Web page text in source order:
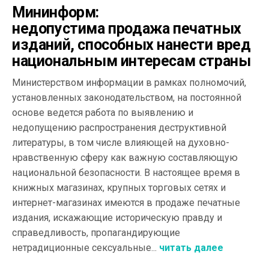
Мининформ:
недопустима продажа печатных
изданий, способных нанести вред
национальным интересам страны
Министерством информации в рамках полномочий,
установленных законодательством, на постоянной
основе ведется работа по выявлению и
недопущению распространения деструктивной
литературы, в том числе влияющей на духовно-
нравственную сферу как важную составляющую
национальной безопасности. В настоящее время в
книжных магазинах, крупных торговых сетях и
интернет-магазинах имеются в продаже печатные
издания, искажающие историческую правду и
справедливость, пропагандирующие
нетрадиционные сексуальные... читать далее